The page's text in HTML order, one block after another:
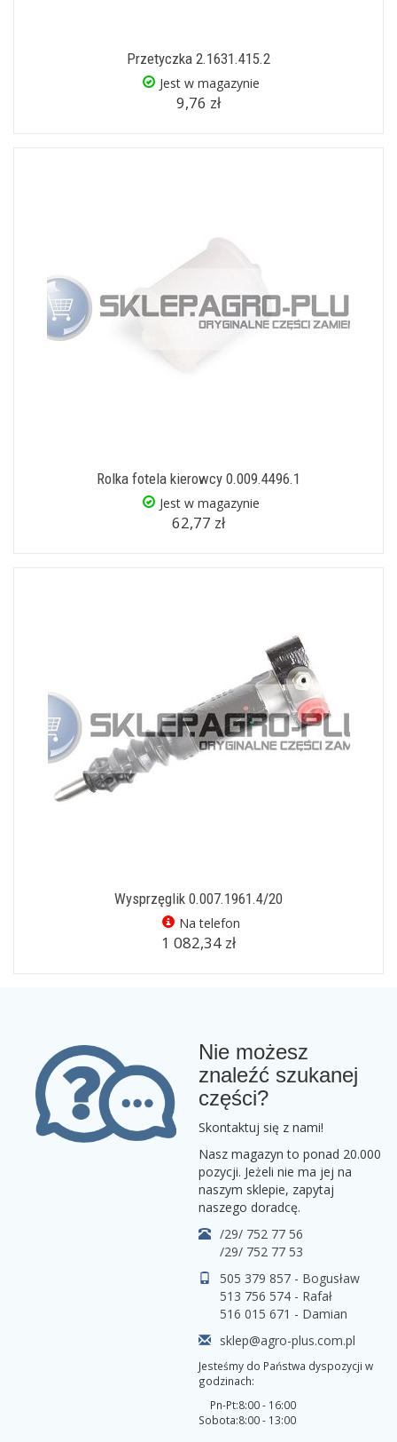
Przetyczka 2.1631.415.2
Jest w magazynie
9,76 zł
Rolka fotela kierowcy 0.009.4496.1
Jest w magazynie
62,77 zł
Wysprzęglik 0.007.1961.4/20
Na telefon
1 082,34 zł
Nie możesz
znaleźć szukanej
części?
Skontaktuj się z nami!
Nasz magazyn to ponad 20.000
pozycji. Jeżeli nie ma jej na
naszym sklepie, zapytaj
naszego doradcę.
/29/ 752 77 56
/29/ 752 77 53
505 379 857 - Bogusław
513 756 574 - Rafał
516 015 671 - Damian
sklep@agro-plus.com.pl
Jesteśmy do Państwa dyspozycji w
godzinach:
Pn-Pt:
Sobota:
8:00 - 16:00
8:00 - 13:00